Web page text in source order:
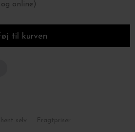
online)